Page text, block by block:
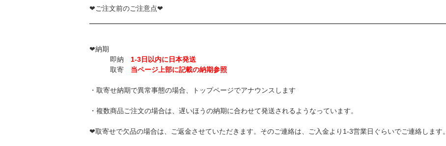
❤ご注文前のご注意点❤
❤納期
即納 1-3日以内に日本発送
取寄 当ページ上部に記載の納期参照
・取寄せ納期で異常事態の場合、トップページでアナウンスします
・複数商品ご注文の場合は、遅いほうの納期に合わせて発送されるようなっています。
❤取寄せで欠品の場合は、ご返金させていただきます。そのご連絡は、ご入金より1-3営業日ぐらいでご連絡します。